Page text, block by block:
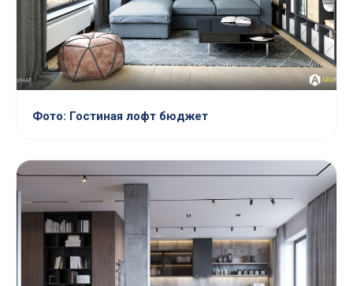
Фото: Гостиная лофт бюджет